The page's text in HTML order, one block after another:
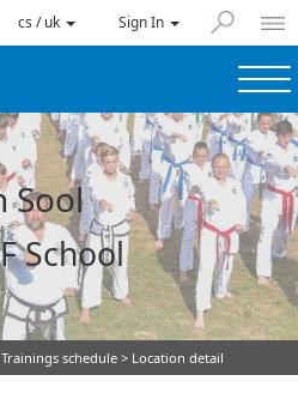
cs / uk Sign In
Sool
School
Trainings schedule > Location detail